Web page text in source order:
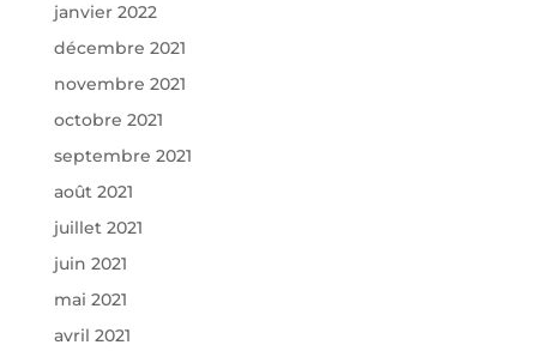
janvier 2022
décembre 2021
novembre 2021
octobre 2021
septembre 2021
août 2021
juillet 2021
juin 2021
mai 2021
avril 2021